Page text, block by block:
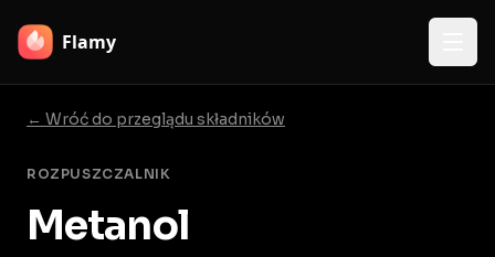
Flamy
← Wróć do przeglądu składników
ROZPUSZCZALNIK
Metanol